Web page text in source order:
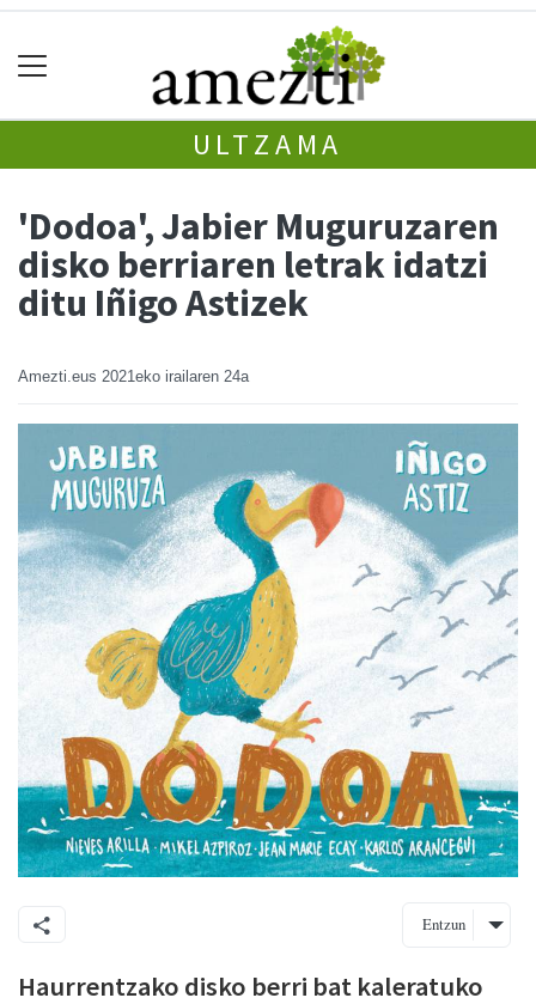
ULTZAMA
'Dodoa', Jabier Muguruzaren
disko berriaren letrak idatzi
ditu Iñigo Astizek
Amezti.eus 2021eko irailaren 24a
Entzun
Haurrentzako disko berri bat kaleratuko